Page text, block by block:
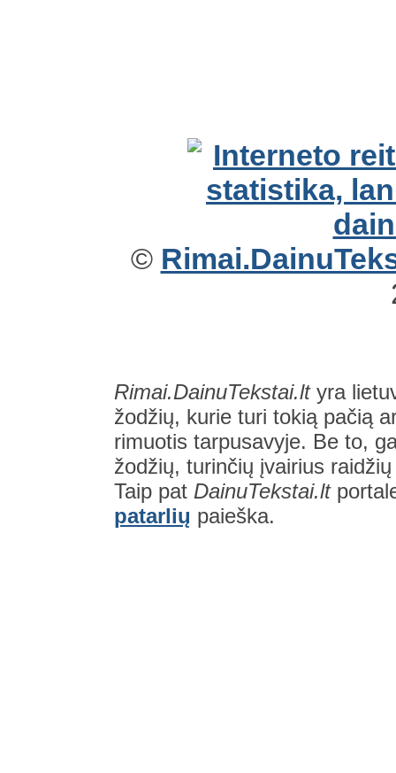
©
Rimai.DainuTekstai.ltyra
žodžių, kurie turi tokią pačią
rimuotis tarpusavyje. Be to,
žodžių, turinčių įvairius
Taip pat DainuTekstai.lt
patarlių paieška.